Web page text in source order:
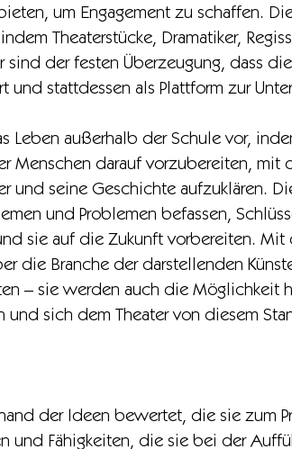
um Engagement zu schaffen.
Theaterstücke, Dramatiker,
der festen Überzeugung, dass
stattdessen als Plattform zur
Leben außerhalb der Schule vor,
Menschen darauf vorzubereiten,
und seine Geschichte aufzuklären.
und Problemen befassen,
sie auf die Zukunft vorbereiten.
die Branche der darstellenden
– sie werden auch die Möglichkeit
und sich dem Theater von diesem
der Ideen bewertet, die sie zum
und Fähigkeiten, die sie bei der